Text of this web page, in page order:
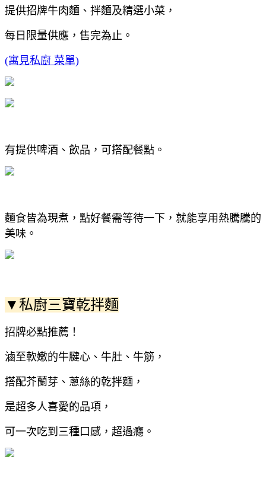
提供招牌牛肉麵、拌麵及精選小菜，
每日限量供應，售完為止。
(寓見私廚 菜單)
有提供啤酒、飲品，可搭配餐點。
麵食皆為現煮，點好餐需等待一下，就能享用熱騰騰的
美味。
▼私廚三寶乾拌麵
招牌必點推薦！
滷至軟嫩的牛腱心、牛肚、牛筋，
搭配芥蘭芽、蔥絲的乾拌麵，
是超多人喜愛的品項，
可一次吃到三種口感，超過癮。